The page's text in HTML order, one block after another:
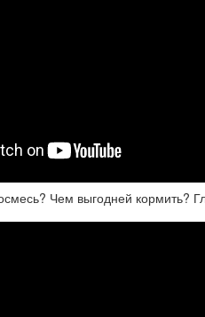
Чем выгодней кормить?